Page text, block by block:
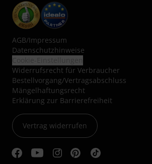
AGB/Impressum
Datenschutzhinweise
Widerrufsrecht für Verbraucher
Bestellvorgang/Vertragsabschluss
Mängelhaftungsrecht
Erklärung zur Barrierefreiheit
Vertrag widerrufen